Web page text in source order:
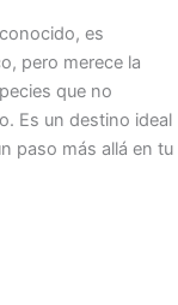
es
pero merece la
que no
Es un destino ideal
paso más allá en tu